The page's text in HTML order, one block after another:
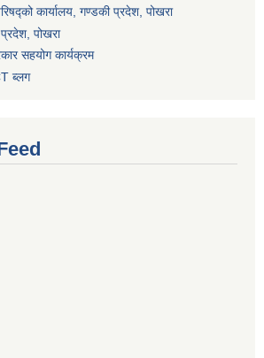
कार्यालय, गण्डकी प्रदेश, पोखरा
पोखरा
सहयोग कार्यक्रम
ब्लग